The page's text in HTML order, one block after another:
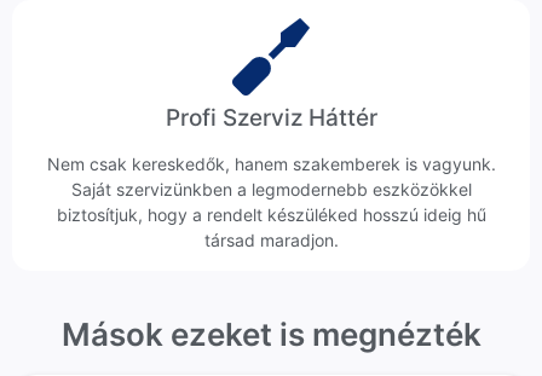
Profi Szerviz Háttér
Nem csak kereskedők, hanem szakemberek is vagyunk.
Saját szervizünkben a legmodernebb eszközökkel
biztosítjuk, hogy a rendelt készüléked hosszú ideig hű
társad maradjon.
Mások ezeket is megnézték